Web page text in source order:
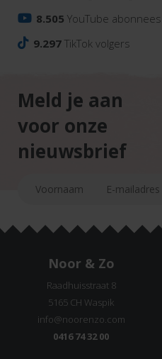
8.505 YouTube abonnees
9.297 TikTok volgers
Meld je aan
voor onze
nieuwsbrief
Noor & Zo
Raadhuisstraat 8
5165 CH Waspik
info@noorenzo.com
0416 74 32 00